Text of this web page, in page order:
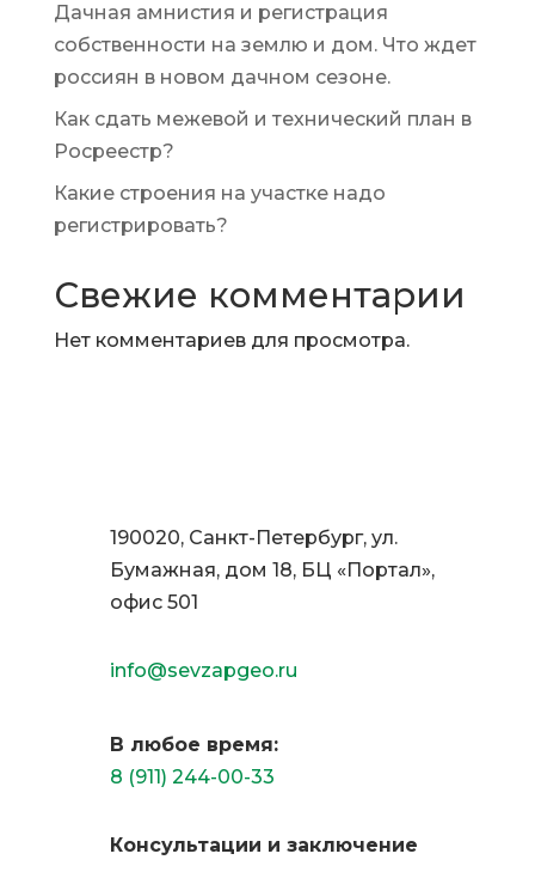
Дачная амнистия и регистрация
собственности на землю и дом. Что ждет
россиян в новом дачном сезоне.
Как сдать межевой и технический план в
Росреестр?
Какие строения на участке надо
регистрировать?
Свежие комментарии
Нет комментариев для просмотра.
190020, Санкт-Петербург, ул.
Бумажная, дом 18, БЦ «Портал»,
офис 501
info@sevzapgeo.ru
В любое время:
8 (911) 244-00-33
Консультации и заключение